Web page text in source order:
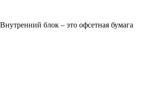
блок – это офсетная бумага